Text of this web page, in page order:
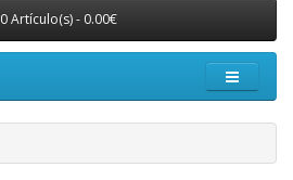
0 Artículo(s) - 0.00€